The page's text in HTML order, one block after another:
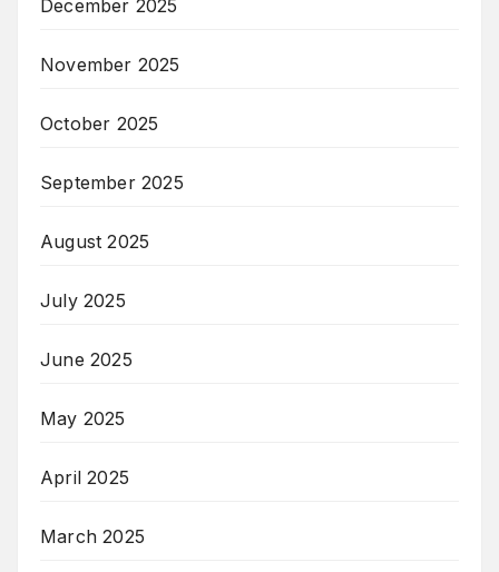
December 2025
November 2025
October 2025
September 2025
August 2025
July 2025
June 2025
May 2025
April 2025
March 2025